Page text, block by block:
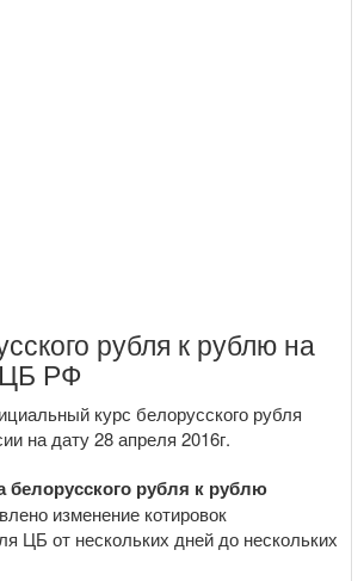
рубля к рублю на
РФ
курс белорусского рубля
на дату 28 апреля 2016г.
белорусского рубля к рублю
изменение котировок
ЦБ от нескольких дней до нескольких